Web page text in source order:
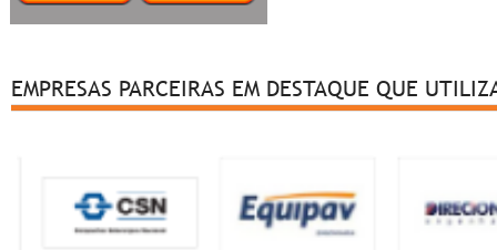
Mato Grosso do Sul
Minas Gerais
Pernambuco
EMPRESAS PARCEIRAS EM DESTAQUE QUE